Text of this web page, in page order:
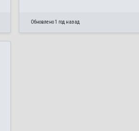
Обновлено 1 год назад